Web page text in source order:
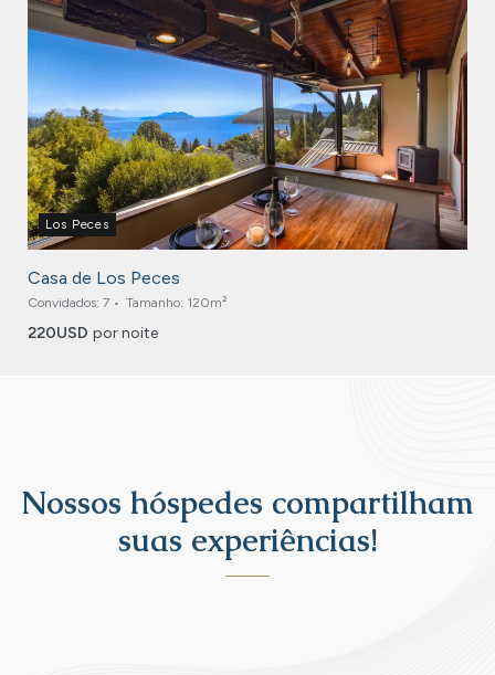
Los Peces
Casa de Los Peces
Convidados: 7 Tamanho: 120m²
220USD por noite
Nossos hóspedes compartilham
suas experiências!